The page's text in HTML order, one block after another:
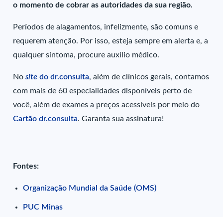
o momento de cobrar as autoridades da sua região.
Períodos de alagamentos, infelizmente, são comuns e
requerem atenção. Por isso, esteja sempre em alerta e, a
qualquer sintoma, procure auxílio médico.
Nosite do dr.consulta, além de clínicos gerais, contamos
com mais de 60 especialidades disponíveis perto de
você, além de exames a preços acessíveis por meio do
Cartão dr.consulta. Garanta sua assinatura!
Fontes:
Organização Mundial da Saúde (OMS)
PUC Minas